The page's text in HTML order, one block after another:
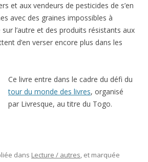
et aux vendeurs de pesticides de s’en
avec des graines impossibles à
sur l’autre et des produits résistants aux
d’en verser encore plus dans les
Ce livre entre dans le cadre du défi du
tour du monde des livres, organisé
par Livresque, au titre du Togo.
dans Lecture / autres, et marquée